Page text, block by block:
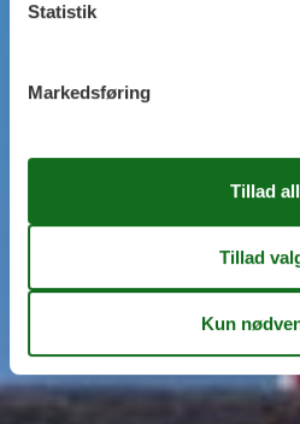
Statistik
Markedsføring